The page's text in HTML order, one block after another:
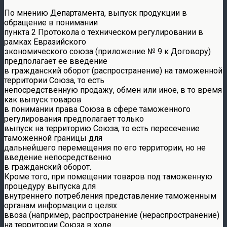
По мнению Департамента, выпуск продукции в
обращение в понимании
пункта 2 Протокола о техническом регулировании в
рамках Евразийского
экономического союза (приложение № 9 к Договору)
предполагает ее введение
в гражданский оборот (распространение) на таможенной
территории Союза, то есть
непосредственную продажу, обмен или иное, в то время
как выпуск товаров
в понимании права Союза в сфере таможенного
регулирования предполагает только
выпуск на территорию Союза, то есть пересечение
таможенной границы для
дальнейшего перемещения по его территории, но не
введение непосредственно
в гражданский оборот.
Кроме того, при помещении товаров под таможенную
процедуру выпуска для
внутреннего потребления представление таможенным
органам информации о целях
ввоза (например, распространение (нераспространение)
на территории Союза в ходе